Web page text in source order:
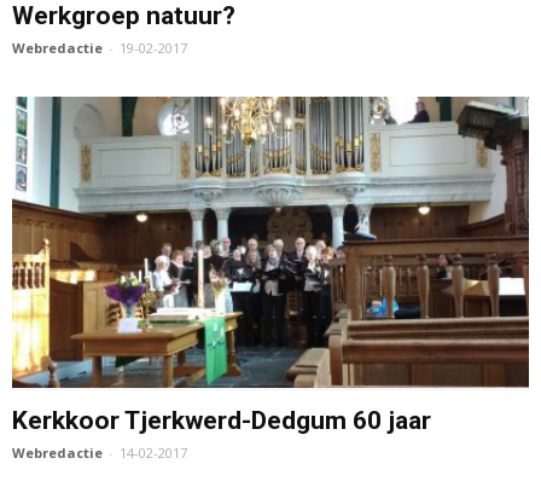
Werkgroep natuur?
Webredactie - 19-02-2017
Kerkkoor Tjerkwerd-Dedgum 60 jaar
Webredactie - 14-02-2017